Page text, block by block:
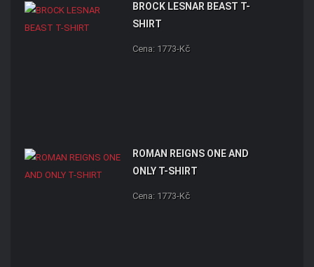
BROCK LESNAR BEAST T-
SHIRT
Cena: 1773-Kč
ROMAN REIGNS ONE AND
ONLY T-SHIRT
Cena: 1773-Kč